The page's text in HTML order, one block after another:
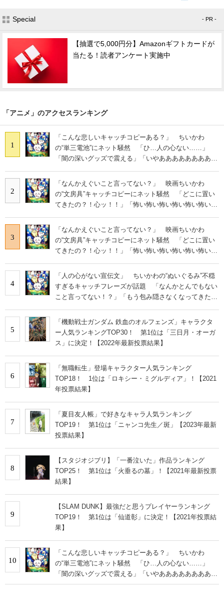
Special - PR -
【抽選で5,000円分】Amazonギフトカードが
当たる！読者アンケート実施中
「アニメ」のアクセスランキング
1
「こんな悲しいキャッチコピーある？」 ちいかわ
の“単三電池”にネット騒然 「ひ…人の心ない……」
「闇の深いグッズで震える」「いやあああああああああ
2
「なんかえぐいこと言ってない？」 映画ちいかわ
の“文房具”キャッチコピーにネット騒然 「どこに置い
てきたの？！心ッ！！」「怖い怖い怖い怖い怖い怖い怖
3
「なんかえぐいこと言ってない？」 映画ちいかわ
の“文房具”キャッチコピーにネット騒然 「どこに置い
てきたの？！心ッ！！」「怖い怖い怖い怖い怖い怖い怖
4
「人の心がない宣伝文」 ちいかわの“ぬいぐるみ”不穏
すぎるキャッチフレーズが話題 「なんかとんでもない
こと言ってない！？」「もう包み隠さなくなってきた
5
「機動戦士ガンダム 鉄血のオルフェンズ」キャラクタ
ー人気ランキングTOP30！ 第1位は「三日月・オーガ
ス」に決定！【2022年最新投票結果】
6
「無職転生」登場キャラクター人気ランキング
TOP18！ 1位は「ロキシー・ミグルディア」！【2021
年投票結果】
7
「夏目友人帳」で好きなキャラ人気ランキング
TOP19！ 第1位は「ニャンコ先生／斑」【2023年最新
投票結果】
8
【スタジオジブリ】「一番泣いた」作品ランキング
TOP25！ 第1位は「火垂るの墓」！【2021年最新投票
結果】
9
【SLAM DUNK】最強だと思うプレイヤーランキング
TOP19！ 第1位は「仙道彰」に決定！【2021年投票結
果】
10
「こんな悲しいキャッチコピーある？」 ちいかわ
の“単三電池”にネット騒然 「ひ…人の心ない……」
「闇の深いグッズで震える」「いやあああああああああ
あ」